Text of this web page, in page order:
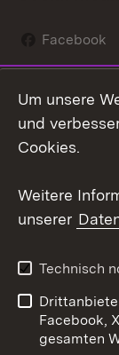
Facebook
Social Wall
Youtube
Kontakt
Barrierefreiheit
Impressum
Um unsere
und
Cookies.
Weitere
unserer
Technisch
Facebook,
gesamten